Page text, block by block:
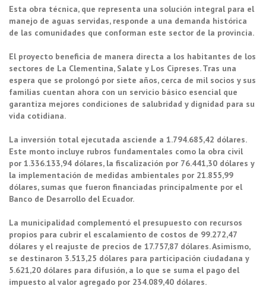
Esta obra técnica, que representa una solución integral para el
manejo de aguas servidas, responde a una demanda histórica
de las comunidades que conforman este sector de la provincia.
El proyecto beneficia de manera directa a los habitantes de los
sectores de La Clementina, Salate y Los Cipreses. Tras una
espera que se prolongó por siete años, cerca de mil socios y sus
familias cuentan ahora con un servicio básico esencial que
garantiza mejores condiciones de salubridad y dignidad para su
vida cotidiana.
La inversión total ejecutada asciende a 1.794.685,42 dólares.
Este monto incluye rubros fundamentales como la obra civil
por 1.336.133,94 dólares, la fiscalización por 76.441,30 dólares y
la implementación de medidas ambientales por 21.855,99
dólares, sumas que fueron financiadas principalmente por el
Banco de Desarrollo del Ecuador.
La municipalidad complementó el presupuesto con recursos
propios para cubrir el escalamiento de costos de 99.272,47
dólares y el reajuste de precios de 17.757,87 dólares. Asimismo,
se destinaron 3.513,25 dólares para participación ciudadana y
5.621,20 dólares para difusión, a lo que se suma el pago del
impuesto al valor agregado por 234.089,40 dólares.